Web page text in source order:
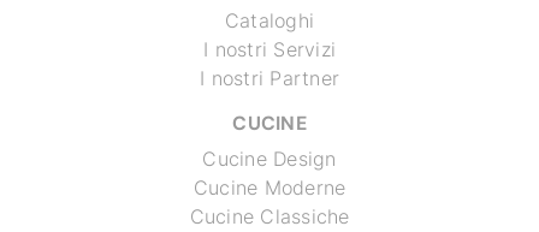
Cataloghi
I nostri Servizi
I nostri Partner
CUCINE
Cucine Design
Cucine Moderne
Cucine Classiche